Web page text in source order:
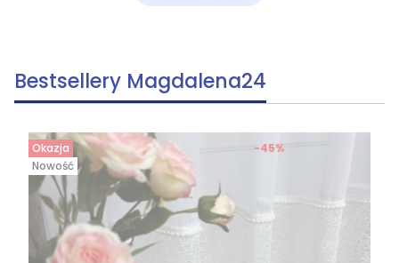
Bestsellery Magdalena24
Okazja
Nowość
-45%